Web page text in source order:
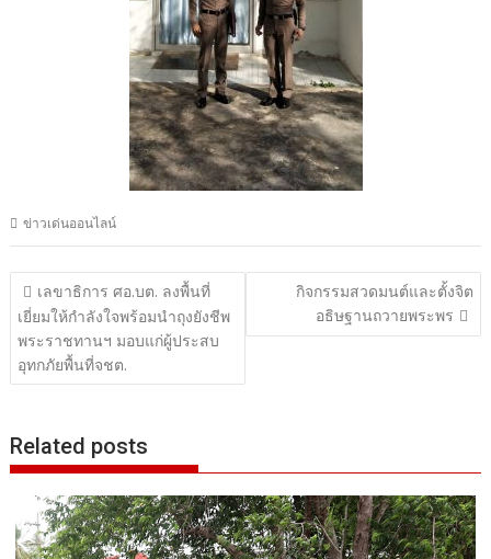
ข่าวเด่นออนไลน์
แนะแนว
เรื่อง
เลขาธิการ ศอ.บต. ลงพื้นที่
เยี่ยมให้กำลังใจพร้อมนำถุงยังชีพ
พระราชทานฯ มอบแก่ผู้ประสบ
อุทกภัยพื้นที่จชต.
กิจกรรมสวดมนต์และตั้งจิต
อธิษฐานถวายพระพร
Related posts